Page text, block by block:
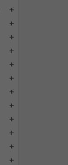
add
add
add
add
add
add
add
add
add
add
add
add